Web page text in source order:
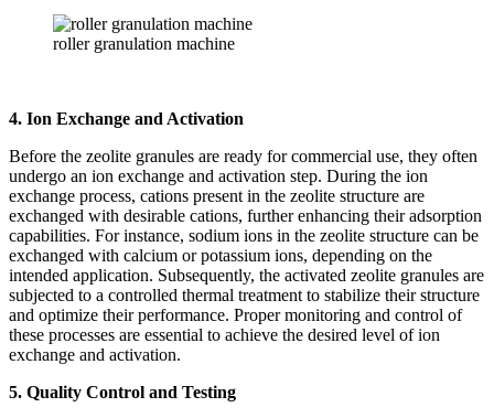
roller granulation machine
4. Ion Exchange and Activation
Before the zeolite granules are ready for commercial use, they often
undergo an ion exchange and activation step. During the ion
exchange process, cations present in the zeolite structure are
exchanged with desirable cations, further enhancing their adsorption
capabilities. For instance, sodium ions in the zeolite structure can be
exchanged with calcium or potassium ions, depending on the
intended application. Subsequently, the activated zeolite granules are
subjected to a controlled thermal treatment to stabilize their structure
and optimize their performance. Proper monitoring and control of
these processes are essential to achieve the desired level of ion
exchange and activation.
5. Quality Control and Testing